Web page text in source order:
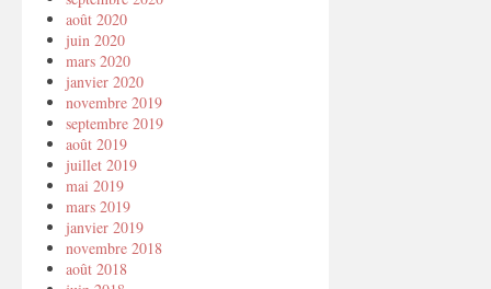
août 2020
juin 2020
mars 2020
janvier 2020
novembre 2019
septembre 2019
août 2019
juillet 2019
mai 2019
mars 2019
janvier 2019
novembre 2018
août 2018